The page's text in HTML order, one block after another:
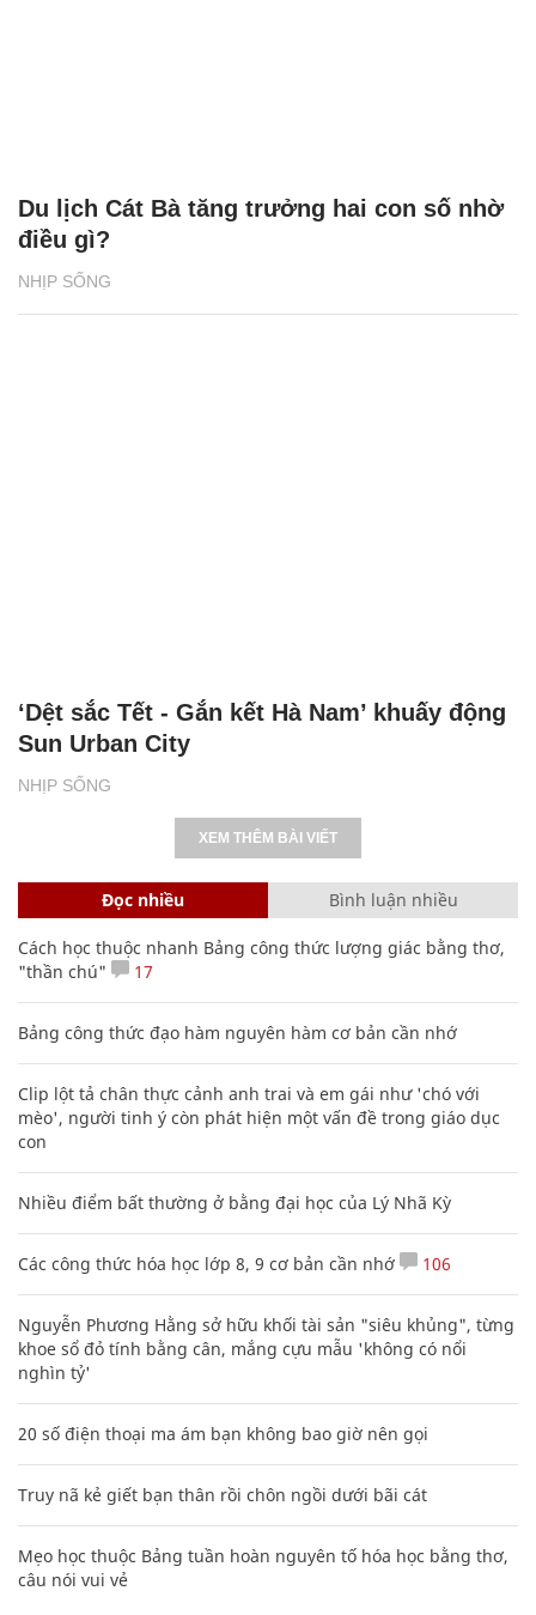
NHỊP SỐNG
Du lịch Cát Bà tăng trưởng hai con số nhờ
điều gì?
NHỊP SỐNG
‘Dệt sắc Tết - Gắn kết Hà Nam’ khuấy động
Sun Urban City
XEM THÊM BÀI VIẾT
Đọc nhiều Bình luận nhiều
Cách học thuộc nhanh Bảng công thức lượng giác bằng thơ,
"thần chú"
17
Bảng công thức đạo hàm nguyên hàm cơ bản cần nhớ
Clip lột tả chân thực cảnh anh trai và em gái như 'chó với
mèo', người tinh ý còn phát hiện một vấn đề trong giáo dục
con
Nhiều điểm bất thường ở bằng đại học của Lý Nhã Kỳ
Các công thức hóa học lớp 8, 9 cơ bản cần nhớ 106
Nguyễn Phương Hằng sở hữu khối tài sản "siêu khủng", từng
khoe sổ đỏ tính bằng cân, mắng cựu mẫu 'không có nổi
nghìn tỷ'
20 số điện thoại ma ám bạn không bao giờ nên gọi
Truy nã kẻ giết bạn thân rồi chôn ngồi dưới bãi cát
Mẹo học thuộc Bảng tuần hoàn nguyên tố hóa học bằng thơ,
câu nói vui vẻ